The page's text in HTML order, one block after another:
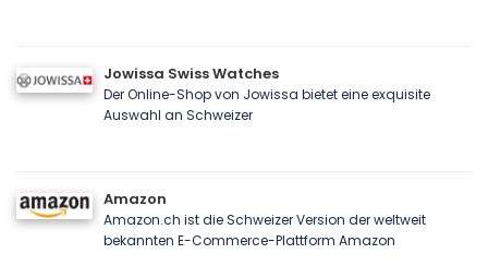
Jowissa Swiss Watches
Der Online-Shop von Jowissa bietet eine exquisite
Auswahl an Schweizer
Amazon
Amazon.ch ist die Schweizer Version der weltweit
bekannten E-Commerce-Plattform Amazon